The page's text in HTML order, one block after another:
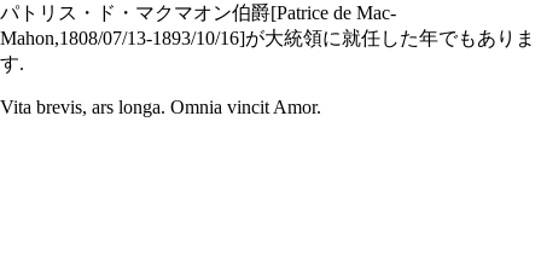
パトリス・ド・マクマオン伯爵[Patrice de Mac-
Mahon,1808/07/13-1893/10/16]が大統領に就任した年でもありま
す.
Vita brevis, ars longa. Omnia vincit Amor.